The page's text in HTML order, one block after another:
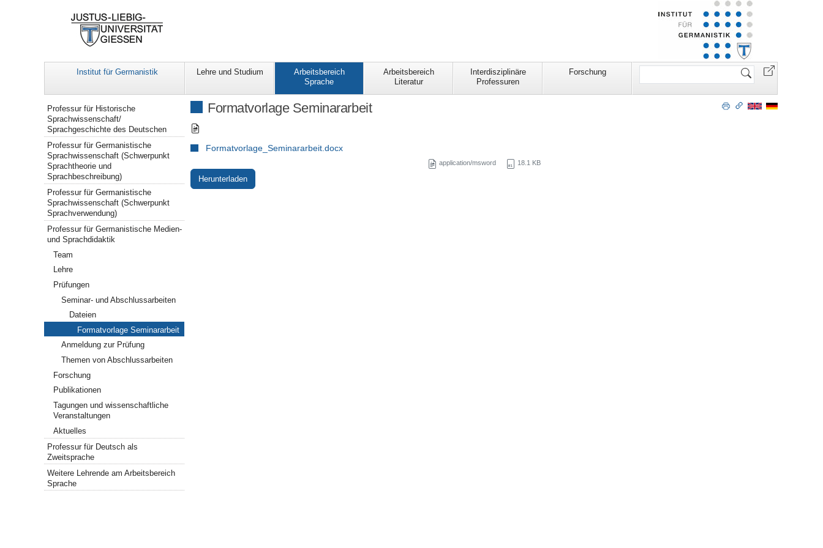
Institut für Germanistik Lehre und Studium
Arbeitsbereich
Sprache
Arbeitsbereich
Literatur
Interdisziplinäre
Professuren
Forschung
Website
Formatvorlage Seminararbeit
Formatvorlage_Seminararbeit.docx
application/msword 18.1 KB
Herunterladen
Navigation
Professur für Historische
Sprachwissenschaft/
Sprachgeschichte des Deutschen
Professur für Germanistische
Sprachwissenschaft (Schwerpunkt
Sprachtheorie und
Sprachbeschreibung)
Professur für Germanistische
Sprachwissenschaft (Schwerpunkt
Sprachverwendung)
Professur für Germanistische Medien-
und Sprachdidaktik
Team
Lehre
Prüfungen
Seminar- und Abschlussarbeiten
Dateien
Formatvorlage Seminararbeit
Anmeldung zur Prüfung
Themen von Abschlussarbeiten
Forschung
Publikationen
Tagungen und wissenschaftliche
Veranstaltungen
Aktuelles
Professur für Deutsch als
Zweitsprache
Weitere Lehrende am Arbeitsbereich
Sprache